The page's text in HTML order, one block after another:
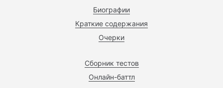
Биографии
Краткие содержания
Очерки
Сборник тестов
Онлайн-баттл